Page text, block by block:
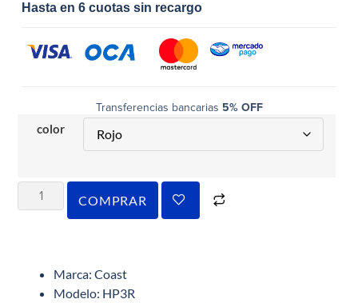
Hasta en 6 cuotas sin recargo
Transferencias bancarias 5% OFF
color
COMPRAR
Marca: Coast
Modelo: HP3R